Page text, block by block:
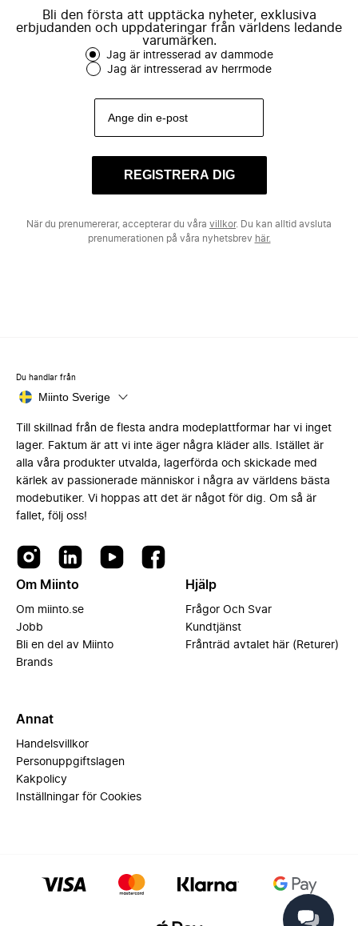
Bli den första att upptäcka nyheter, exklusiva
erbjudanden och uppdateringar från världens ledande
varumärken.
Jag är intresserad av dammode
Jag är intresserad av herrmode
REGISTRERA DIG
När du prenumererar, accepterar du våra villkor. Du kan alltid avsluta
prenumerationen på våra nyhetsbrev här.
Du handlar från
Miinto Sverige
Till skillnad från de flesta andra modeplattformar har vi inget
lager. Faktum är att vi inte äger några kläder alls. Istället är
alla våra produkter utvalda, lagerförda och skickade med
kärlek av passionerade människor i några av världens bästa
modebutiker. Vi hoppas att det är något för dig. Om så är
fallet, följ oss!
Om Miinto
Om miinto.se
Jobb
Bli en del av Miinto
Brands
Hjälp
Frågor Och Svar
Kundtjänst
Frånträd avtalet här (Returer)
Annat
Handelsvillkor
Personuppgiftslagen
Kakpolicy
Inställningar för Cookies